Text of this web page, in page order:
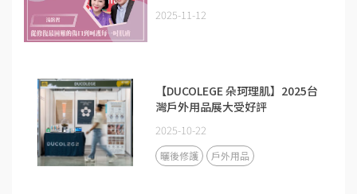
2025-11-12
【DUCOLEGE 朵珂理肌】2025台
灣戶外用品展大受好評
2025-10-22
曬後修護 戶外用品